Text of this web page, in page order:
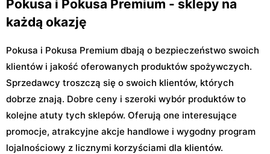
Pokusa i Pokusa Premium - sklepy na
każdą okazję
Pokusa i Pokusa Premium dbają o bezpieczeństwo swoich
klientów i jakość oferowanych produktów spożywczych.
Sprzedawcy troszczą się o swoich klientów, których
dobrze znają. Dobre ceny i szeroki wybór produktów to
kolejne atuty tych sklepów. Oferują one interesujące
promocje, atrakcyjne akcje handlowe i wygodny program
lojalnościowy z licznymi korzyściami dla klientów.